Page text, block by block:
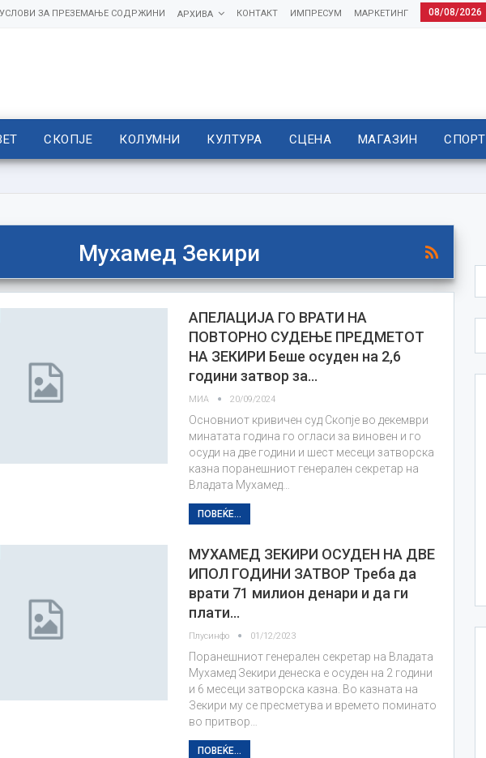
08/08/2026
МАРКЕТИНГ
ИМПРЕСУМ
КОНТАКТ
АРХИВА
УСЛОВИ ЗА ПРЕЗЕМАЊЕ СОДРЖИНИ
СКОПЈЕ КОЛУМНИ КУЛТУРА СЦЕНА МАГАЗИН СПОРТ
Мухамед Зекири
АПЕЛАЦИЈА ГО ВРАТИ НА
ПОВТОРНО СУДЕЊЕ ПРЕДМЕТОТ
НА ЗЕКИРИ Беше осуден на 2,6
години затвор за…
МИА 20/09/2024
Основниот кривичен суд Скопје во декември
минатата година го огласи за виновен и го
осуди на две години и шест месеци затворска
казна поранешниот генерален секретар на
Владата Мухамед…
ПОВЕЌЕ...
МУХАМЕД ЗЕКИРИ ОСУДЕН НА ДВЕ
ИПОЛ ГОДИНИ ЗАТВОР Треба да
врати 71 милион денари и да ги
плати…
Плусинфо 01/12/2023
Поранешниот генерален секретар на Владата
Мухамед Зекири денеска е осуден на 2 години
и 6 месеци затворска казна. Во казната на
Зекири му се пресметува и времето поминато
во притвор…
ПОВЕЌЕ...